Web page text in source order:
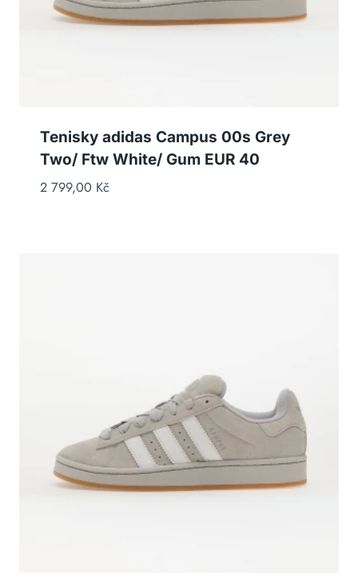
Tenisky adidas Campus 00s Grey
Two/ Ftw White/ Gum EUR 40
2 799,00 Kč